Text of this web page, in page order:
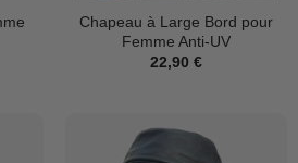
Chapeau à Large Bord pour
Femme Anti-UV
22,90 €